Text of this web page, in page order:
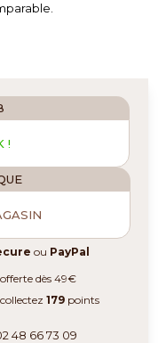
!
ou PayPal
dès 49€
179 points
48 66 73 09